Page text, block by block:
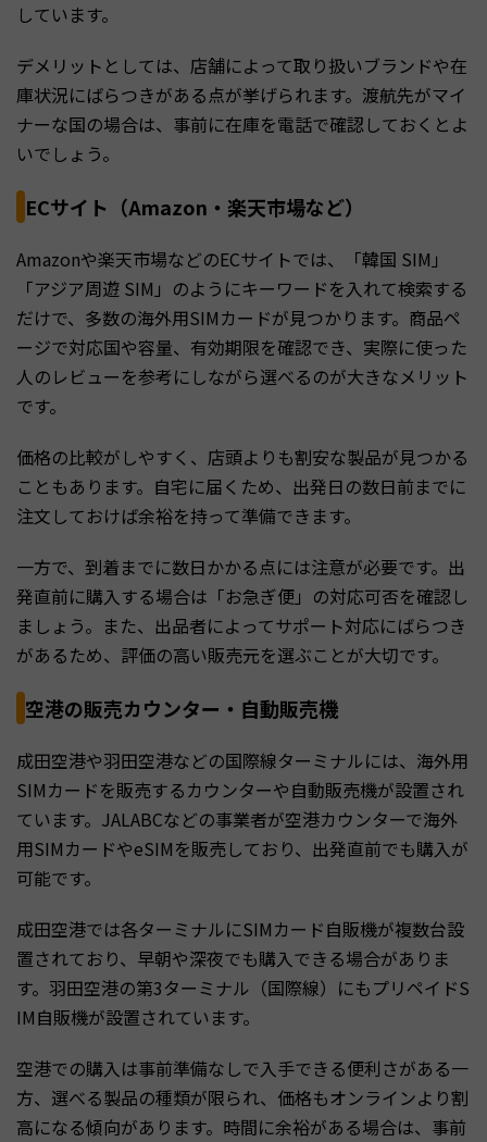
しています。
デメリットとしては、店舗によって取り扱いブランドや在
庫状況にばらつきがある点が挙げられます。渡航先がマイ
ナーな国の場合は、事前に在庫を電話で確認しておくとよ
いでしょう。
ECサイト（Amazon・楽天市場など）
Amazonや楽天市場などのECサイトでは、「韓国 SIM」
「アジア周遊 SIM」のようにキーワードを入れて検索する
だけで、多数の海外用SIMカードが見つかります。商品ペ
ージで対応国や容量、有効期限を確認でき、実際に使った
人のレビューを参考にしながら選べるのが大きなメリット
です。
価格の比較がしやすく、店頭よりも割安な製品が見つかる
こともあります。自宅に届くため、出発日の数日前までに
注文しておけば余裕を持って準備できます。
一方で、到着までに数日かかる点には注意が必要です。出
発直前に購入する場合は「お急ぎ便」の対応可否を確認し
ましょう。また、出品者によってサポート対応にばらつき
があるため、評価の高い販売元を選ぶことが大切です。
空港の販売カウンター・自動販売機
成田空港や羽田空港などの国際線ターミナルには、海外用
SIMカードを販売するカウンターや自動販売機が設置され
ています。JALABCなどの事業者が空港カウンターで海外
用SIMカードやeSIMを販売しており、出発直前でも購入が
可能です。
成田空港では各ターミナルにSIMカード自販機が複数台設
置されており、早朝や深夜でも購入できる場合がありま
す。羽田空港の第3ターミナル（国際線）にもプリペイドS
IM自販機が設置されています。
空港での購入は事前準備なしで入手できる便利さがある一
方、選べる製品の種類が限られ、価格もオンラインより割
高になる傾向があります。時間に余裕がある場合は、事前